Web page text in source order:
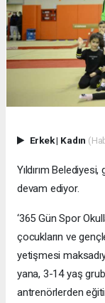
Erkek| Kadın
Yıldırım
devam ediyor.
‘365 Gün Spor
çocukların ve
yetişmesi
yana, 3-14 yaş
antrenörlerden